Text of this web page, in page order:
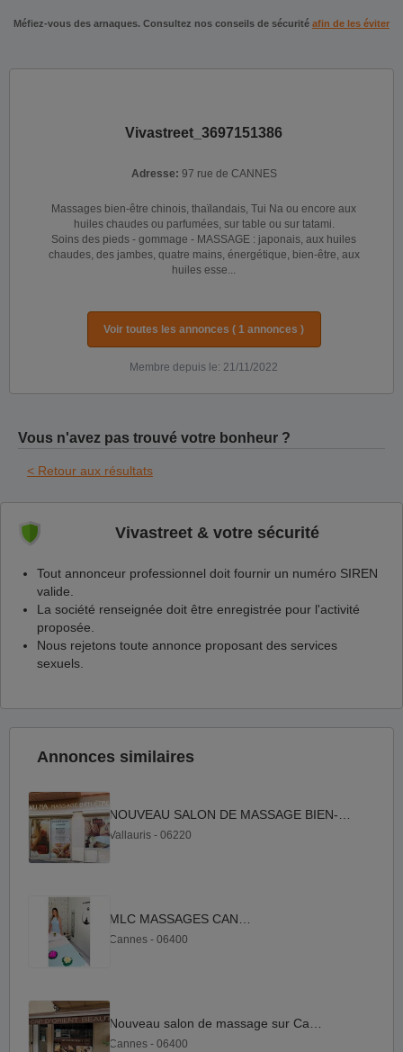
Méfiez-vous des arnaques. Consultez nos conseils de sécurité afin de les éviter
Vivastreet_3697151386
Adresse: 97 rue de CANNES
Massages bien-être chinois, thaïlandais, Tui Na ou encore aux
huiles chaudes ou parfumées, sur table ou sur tatami.
Soins des pieds - gommage - MASSAGE : japonais, aux huiles
chaudes, des jambes, quatre mains, énergétique, bien-être, aux
huiles esse...
Voir toutes les annonces ( 1 annonces )
Membre depuis le: 21/11/2022
Vous n'avez pas trouvé votre bonheur ?
< Retour aux résultats
Vivastreet & votre sécurité
Tout annonceur professionnel doit fournir un numéro SIREN
valide.
La société renseignée doit être enregistrée pour l'activité
proposée.
Nous rejetons toute annonce proposant des services
sexuels.
Annonces similaires
Vallauris - 06220
Cannes - 06400
Cannes - 06400